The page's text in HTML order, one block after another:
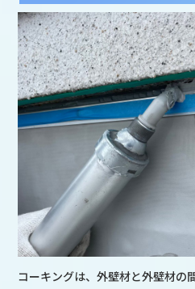
コーキングは、外壁材と外壁材の